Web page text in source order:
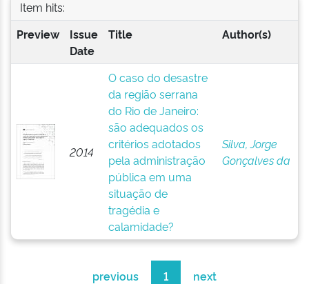
Item hits:
Preview
Issue
Date
Title Author(s)
2014
O caso do desastre
da região serrana
do Rio de Janeiro:
são adequados os
critérios adotados
pela administração
pública em uma
situação de
tragédia e
calamidade?
Silva, Jorge
Gonçalves da
previous 1 next